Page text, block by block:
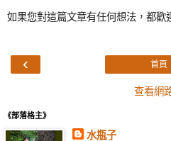
如果您對這篇文章有任何想法，都歡
‹ 首頁
查看網
《部落格主》
水瓶子